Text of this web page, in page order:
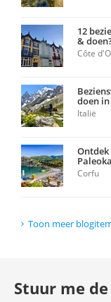
12
&
Côte
doen
Italië
Ontdek
Corfu
Toon meer
Stuur me